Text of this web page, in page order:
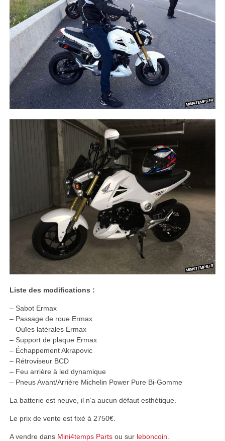
Liste des modifications :
– Sabot Ermax
– Passage de roue Ermax
– Ouïes latérales Ermax
– Support de plaque Ermax
– Échappement Akrapovic
– Rétroviseur BCD
– Feu arrière à led dynamique
– Pneus Avant/Arrière Michelin Power Pure Bi-Gomme
La batterie est neuve, il n’a aucun défaut esthétique.
Le prix de vente est fixé à 2750€.
A vendre dans Mini4temps Partsou sur leboncoin